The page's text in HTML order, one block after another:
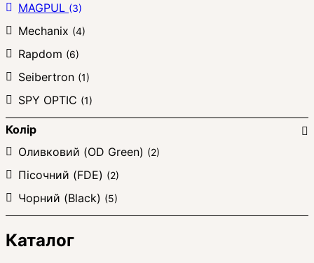
MAGPUL (3)
Mechanix (4)
Rapdom (6)
Seibertron (1)
SPY OPTIC (1)
Колір
Оливковий (OD Green) (2)
Пісочний (FDE) (2)
Чорний (Black) (5)
Каталог